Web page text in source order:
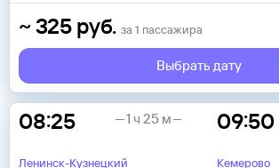
~325 руб. за 1 пассажира
Выбрать дату
08:25
Ленинск-Кузнецкий
09:50
Кемерово
1 ч 25 м